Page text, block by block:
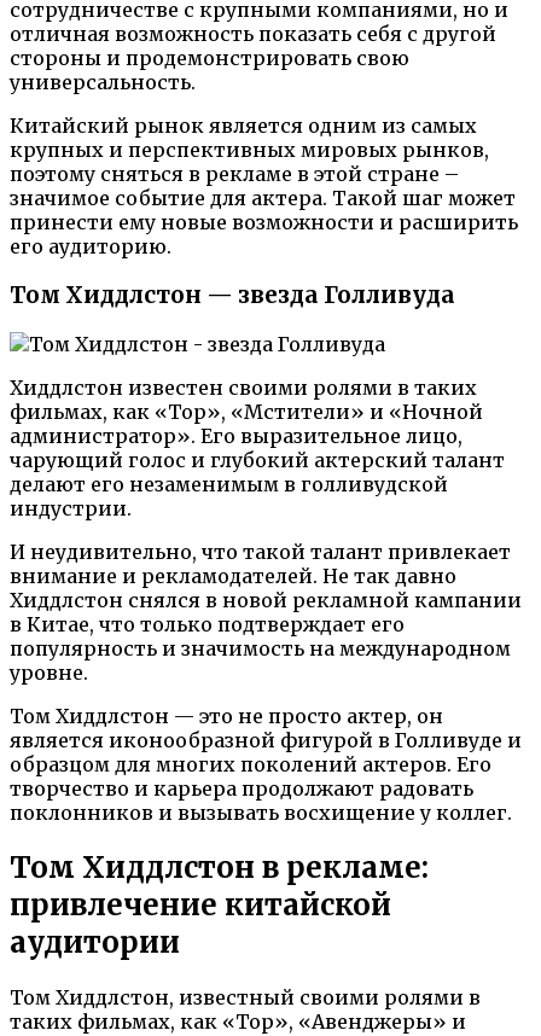
сотрудничестве с крупными компаниями, но и
отличная возможность показать себя с другой
стороны и продемонстрировать свою
универсальность.
Китайский рынок является одним из самых
крупных и перспективных мировых рынков,
поэтому сняться в рекламе в этой стране –
значимое событие для актера. Такой шаг может
принести ему новые возможности и расширить
его аудиторию.
Том Хиддлстон — звезда Голливуда
Хиддлстон известен своими ролями в таких
фильмах, как «Тор», «Мстители» и «Ночной
администратор». Его выразительное лицо,
чарующий голос и глубокий актерский талант
делают его незаменимым в голливудской
индустрии.
И неудивительно, что такой талант привлекает
внимание и рекламодателей. Не так давно
Хиддлстон снялся в новой рекламной кампании
в Китае, что только подтверждает его
популярность и значимость на международном
уровне.
Том Хиддлстон — это не просто актер, он
является иконообразной фигурой в Голливуде и
образцом для многих поколений актеров. Его
творчество и карьера продолжают радовать
поклонников и вызывать восхищение у коллег.
Том Хиддлстон в рекламе:
привлечение китайской
аудитории
Том Хиддлстон, известный своими ролями в
таких фильмах, как «Тор», «Авенджеры» и